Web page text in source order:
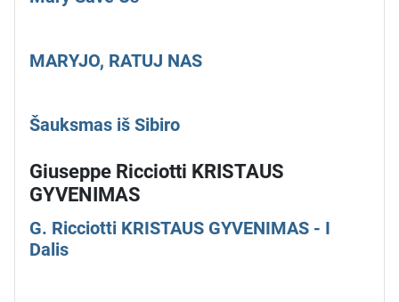
MARYJO, RATUJ NAS
Šauksmas iš Sibiro
Giuseppe Ricciotti KRISTAUS
GYVENIMAS
G. Ricciotti KRISTAUS GYVENIMAS - I
Dalis